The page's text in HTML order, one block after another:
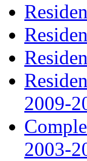
2009-
2003-